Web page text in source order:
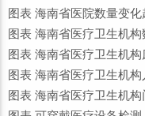
图表 海南省医院数量变化
图表 海南省医疗卫生机
图表 海南省医疗卫生机
图表 海南省医疗卫生机
图表 海南省医疗卫生机